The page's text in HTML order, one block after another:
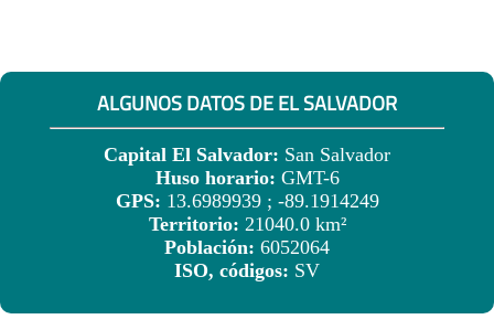
ALGUNOS DATOS DE EL SALVADOR
Capital El Salvador: San Salvador
Huso horario: GMT-6
GPS: 13.6989939 ; -89.1914249
Territorio: 21040.0 km²
Población: 6052064
ISO, códigos: SV